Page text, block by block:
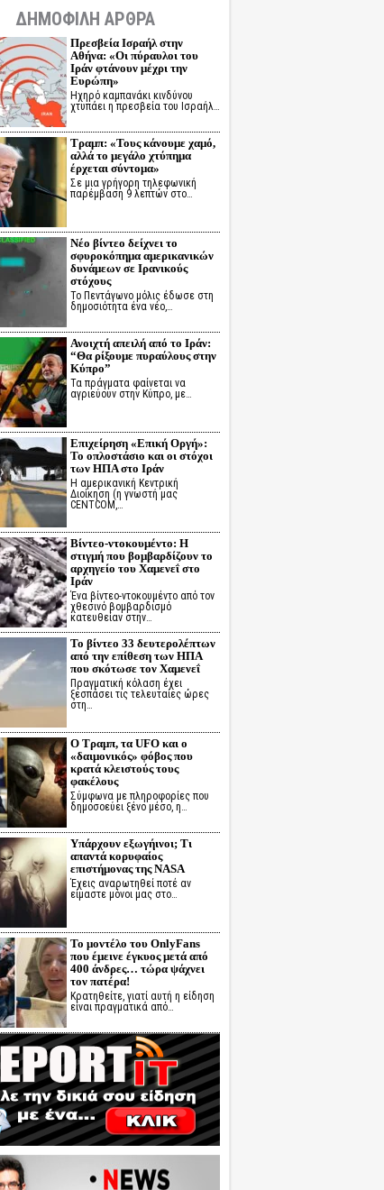
ΔΗΜΟΦΙΛΗ ΑΡΘΡΑ
Πρεσβεία Ισραήλ στην
Αθήνα: «Οι πύραυλοι του
Ιράν φτάνουν μέχρι την
Ευρώπη»
Ηχηρό καμπανάκι κινδύνου
χτυπάει η πρεσβεία του Ισραήλ…
Τραμπ: «Τους κάνουμε χαμό,
αλλά το μεγάλο χτύπημα
έρχεται σύντομα»
Σε μια γρήγορη τηλεφωνική
παρέμβαση 9 λεπτών στο…
Νέο βίντεο δείχνει το
σφυροκόπημα αμερικανικών
δυνάμεων σε Ιρανικούς
στόχους
Το Πεντάγωνο μόλις έδωσε στη
δημοσιότητα ένα νέο,…
Ανοιχτή απειλή από το Ιράν:
“Θα ρίξουμε πυραύλους στην
Κύπρο”
Τα πράγματα φαίνεται να
αγριεύουν στην Κύπρο, με…
Επιχείρηση «Επική Οργή»:
Το οπλοστάσιο και οι στόχοι
των ΗΠΑ στο Ιράν
Η αμερικανική Κεντρική
Διοίκηση (η γνωστή μας
CENTCOM,…
Βίντεο-ντοκουμέντο: Η
στιγμή που βομβαρδίζουν το
αρχηγείο του Χαμενεΐ στο
Ιράν
Ένα βίντεο-ντοκουμέντο από τον
χθεσινό βομβαρδισμό
κατευθείαν στην…
Το βίντεο 33 δευτερολέπτων
από την επίθεση των ΗΠΑ
που σκότωσε τον Χαμενεΐ
Πραγματική κόλαση έχει
ξεσπάσει τις τελευταίες ώρες
στη…
Ο Τραμπ, τα UFO και ο
«δαιμονικός» φόβος που
κρατά κλειστούς τους
φακέλους
Σύμφωνα με πληροφορίες που
δημοσοεύει ξένο μέσο, η…
Υπάρχουν εξωγήινοι; Τι
απαντά κορυφαίος
επιστήμονας της NASA
Έχεις αναρωτηθεί ποτέ αν
είμαστε μόνοι μας στο…
Το μοντέλο του OnlyFans
που έμεινε έγκυος μετά από
400 άνδρες… τώρα ψάχνει
τον πατέρα!
Κρατηθείτε, γιατί αυτή η είδηση
είναι πραγματικά από…